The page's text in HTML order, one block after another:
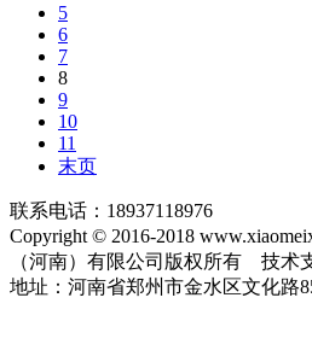
5
6
7
8
9
10
11
末页
联系电话：18937118976
Copyright © 2016-2018
（河南）有限公司版权所有 技术
地址：河南省郑州市金水区文化路